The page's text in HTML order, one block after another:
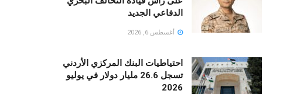
الدفاعي الجديد
أغسطس 6, 2026
احتياطيات البنك المركزي الأردني
تسجل 26.6 مليار دولار في يوليو
2026